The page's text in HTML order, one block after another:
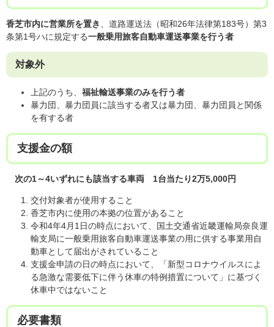
香芝市内に営業所を置き
、道路運送法（昭和26年法律第183号）第3
条第1号ハに規定する一般乗用旅客自動車運送事業を行う者
対象外
上記のうち、 福祉輸送事業のみを行う者
暴力団、暴力団員に該当する者又は暴力団、暴力団員と関係
を有する者
支援金の額
次の1～4いずれにも該当する車両 1台当たり2万5,000円
交付対象者が使用すること
香芝市内に使用の本拠の位置があること
令和4年4月1日の時点において、国土交通省近畿運輸局奈良運
輸支局に一般乗用旅客自動車運送事業の用に供する事業用自
動車として届出がされていること
支援金申請の日の時点において、「新型コロナウイルスによ
る急激な需要低下に伴う休車の特例措置について」に基づく
休車中ではないこと
必要書類